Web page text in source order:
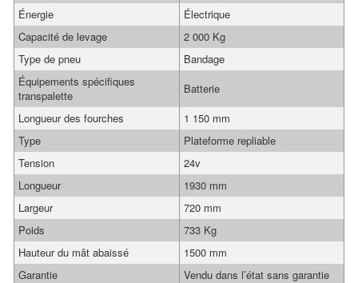
Énergie
Électrique
Capacité de levage
2 000 Kg
Type de pneu
Bandage
Équipements spécifiques
transpalette
Batterie
Longueur des fourches
1 150 mm
Type
Plateforme repliable
Tension
24v
Longueur
1930 mm
Largeur
720 mm
Poids
733 Kg
Hauteur du mât abaissé
1500 mm
Garantie
Vendu dans l’état sans garantie